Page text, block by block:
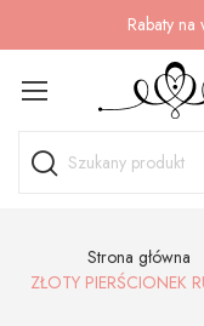
Rabaty
Strona główna
ZŁOTY PIERŚCIONEK